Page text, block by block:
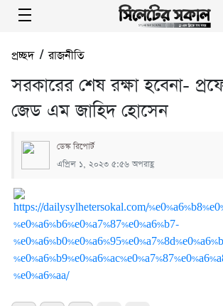
প্রচ্ছদ/রাজনীতি
সরকারের শেষ রক্ষা হবেনা-
জেড এম জাহিদ হোসেন
ডেস্ক রিপোর্ট
এপ্রিল ১, ২০২৩ ৫:৫৬ অপরাহ্ণ